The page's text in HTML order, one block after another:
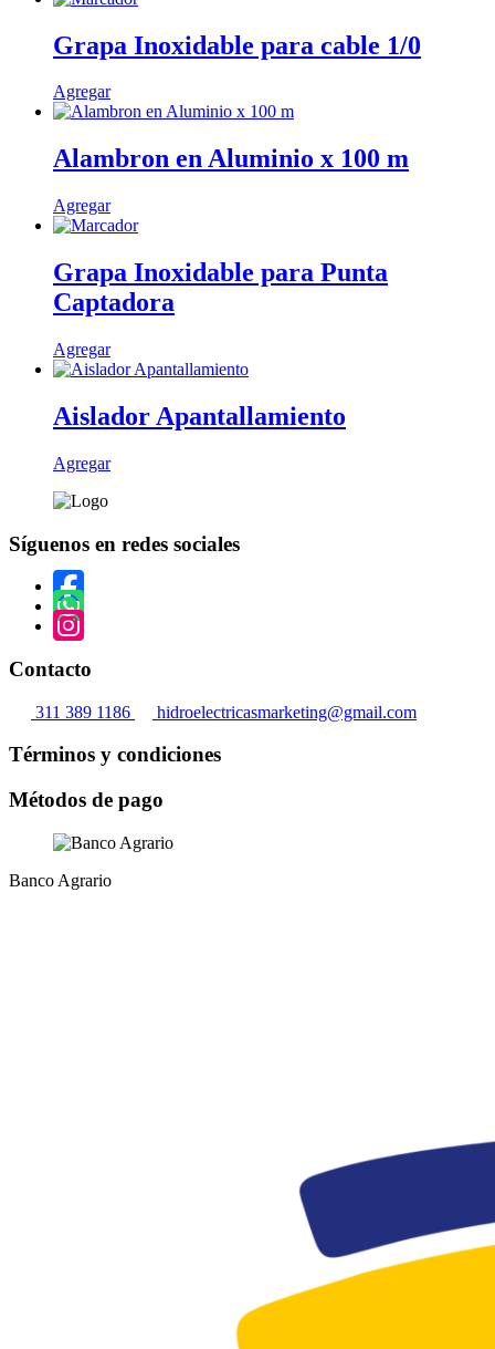
Grapa Inoxidable para cable 1/0
Agregar
Alambron en Aluminio x 100 m
Agregar
Grapa Inoxidable para Punta
Captadora
Agregar
Aislador Apantallamiento
AgregarEste
variantes.
de
Síguenos en redes sociales
Contacto
311 389 1186 hidroelectricasmarketing@gmail.com
Términos y condiciones
Métodos de pago
Banco Agrario